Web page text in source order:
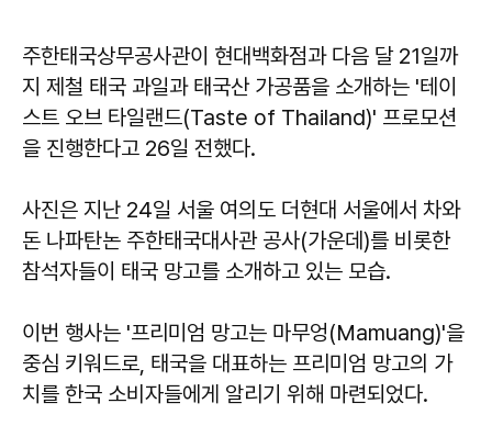
주한태국상무공사관이 현대백화점과 다음 달 21일까
지 제철 태국 과일과 태국산 가공품을 소개하는 '테이
스트 오브 타일랜드(Taste of Thailand)' 프로모션
을 진행한다고 26일 전했다.
사진은 지난 24일 서울 여의도 더현대 서울에서 차와
돈 나파탄논 주한태국대사관 공사(가운데)를 비롯한
참석자들이 태국 망고를 소개하고 있는 모습.
이번 행사는 '프리미엄 망고는 마무엉(Mamuang)'을
중심 키워드로, 태국을 대표하는 프리미엄 망고의 가
치를 한국 소비자들에게 알리기 위해 마련되었다.